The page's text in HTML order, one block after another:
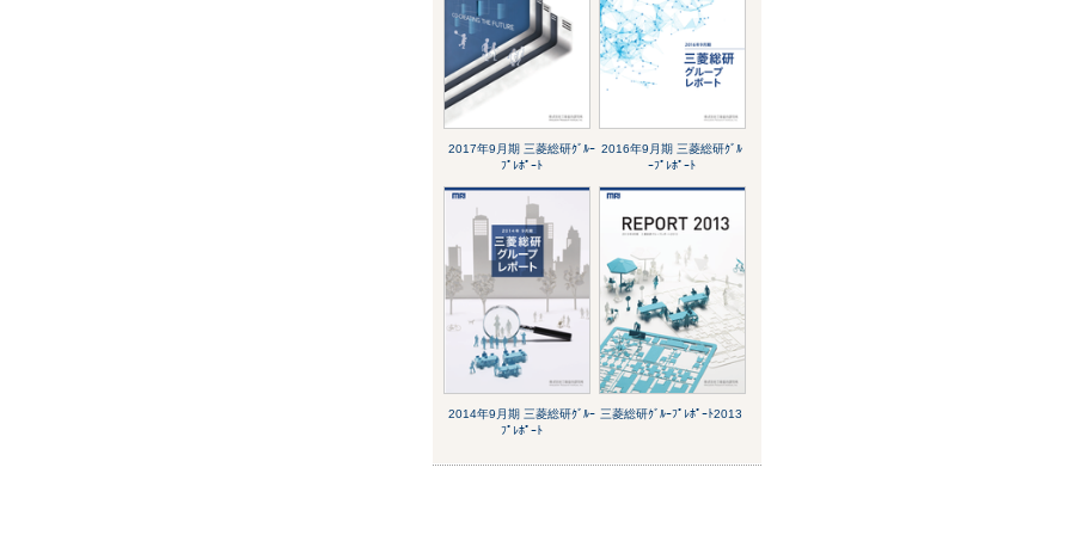
2017年9月期 三菱総研ｸﾞﾙｰ
ﾌﾟﾚﾎﾟｰﾄ
2016年9月期 三菱総研ｸﾞﾙ
ｰﾌﾟﾚﾎﾟｰﾄ
2014年9月期 三菱総研ｸﾞﾙｰ
ﾌﾟﾚﾎﾟｰﾄ
三菱総研ｸﾞﾙｰﾌﾟﾚﾎﾟｰﾄ2013